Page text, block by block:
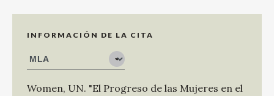
INFORMACIÓN DE LA CITA
Women, UN. "El Progreso de las Mujeres en el